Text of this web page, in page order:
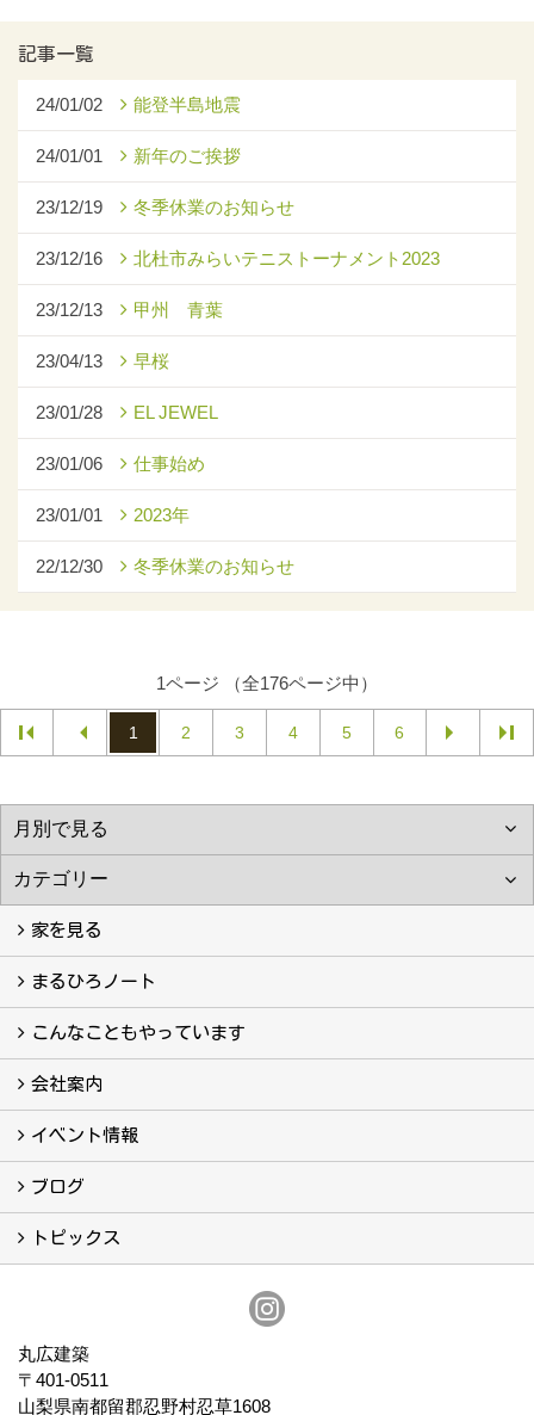
記事一覧
24/01/02 能登半島地震
24/01/01 新年のご挨拶
23/12/19 冬季休業のお知らせ
23/12/16 北杜市みらいテニストーナメント2023
23/12/13 甲州 青葉
23/04/13 早桜
23/01/28 EL JEWEL
23/01/06 仕事始め
23/01/01 2023年
22/12/30 冬季休業のお知らせ
1ページ （全176ページ中）
1 2 3 4 5 6
家を見る
フォトギャラリー
現場レポート
完工事例
お客様の声
まるひろノート
真っ直ぐの家づくり
自慢の大工たち
こだわりの自然素材
快適な家のエッセンス
注文住宅ができるまで
こんなこともやっています
こんなこともやっています
会社案内
会社案内
まるひろの人
スタッフ紹介
プライバシーポリシー
イベント情報
イベント予告
イベント報告
ブログ
ブログ
トピックス
丸広建築
〒401-0511
山梨県南都留郡忍野村忍草1608